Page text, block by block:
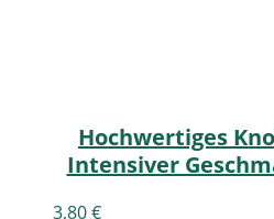
Hochwertiges
Intensiver
3,80€